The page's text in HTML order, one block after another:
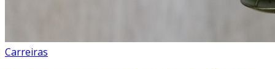
Carreiras